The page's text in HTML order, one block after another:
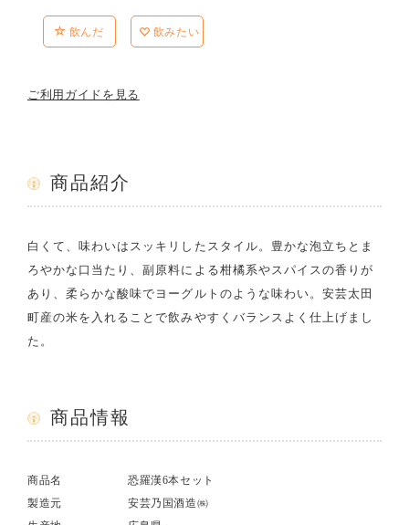
飲んだ 飲みたい
ご利用ガイドを見る
商品紹介
白くて、味わいはスッキリしたスタイル。豊かな泡立ちとま
ろやかな口当たり、副原料による柑橘系やスパイスの香りが
あり、柔らかな酸味でヨーグルトのような味わい。安芸太田
町産の米を入れることで飲みやすくバランスよく仕上げまし
た。
商品情報
商品名
恐羅漢6本セット
製造元
安芸乃国酒造㈱